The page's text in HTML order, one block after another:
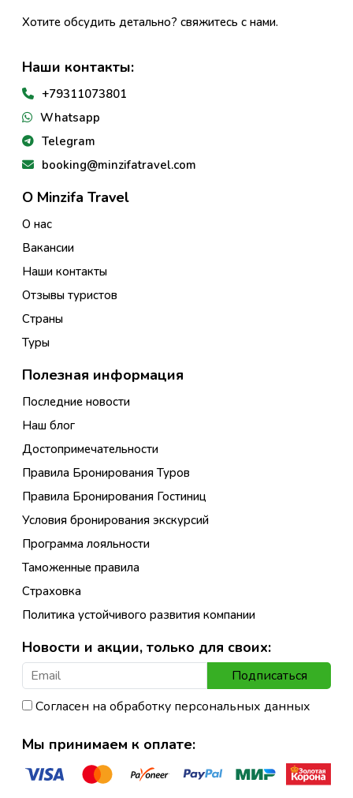
Хотите обсудить детально? свяжитесь с нами.
Наши контакты:
+79311073801
Whatsapp
Telegram
booking@minzifatravel.com
О Minzifa Travel
О нас
Вакансии
Наши контакты
Отзывы туристов
Страны
Туры
Полезная информация
Последние новости
Наш блог
Достопримечательности
Правила Бронирования Туров
Правила Бронирования Гостиниц
Условия бронирования экскурсий
Программа лояльности
Таможенные правила
Страховка
Политика устойчивого развития компании
Новости и акции, только для своих:
Подписаться
Согласен на обработку персональных данных
Мы принимаем к оплате: